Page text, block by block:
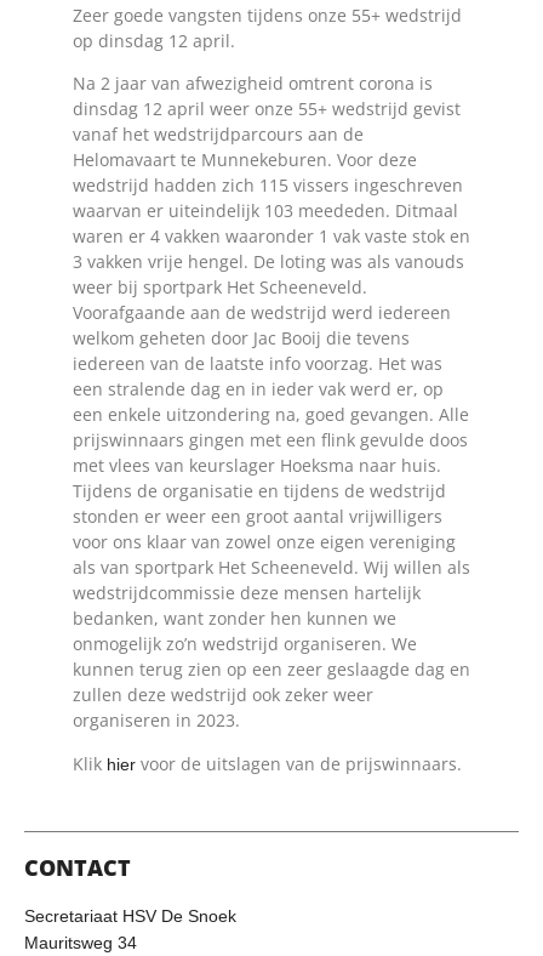
Zeer goede vangsten tijdens onze 55+ wedstrijd
op dinsdag 12 april.
Na 2 jaar van afwezigheid omtrent corona is
dinsdag 12 april weer onze 55+ wedstrijd gevist
vanaf het wedstrijdparcours aan de
Helomavaart te Munnekeburen. Voor deze
wedstrijd hadden zich 115 vissers ingeschreven
waarvan er uiteindelijk 103 meededen. Ditmaal
waren er 4 vakken waaronder 1 vak vaste stok en
3 vakken vrije hengel. De loting was als vanouds
weer bij sportpark Het Scheeneveld.
Voorafgaande aan de wedstrijd werd iedereen
welkom geheten door Jac Booij die tevens
iedereen van de laatste info voorzag. Het was
een stralende dag en in ieder vak werd er, op
een enkele uitzondering na, goed gevangen. Alle
prijswinnaars gingen met een flink gevulde doos
met vlees van keurslager Hoeksma naar huis.
Tijdens de organisatie en tijdens de wedstrijd
stonden er weer een groot aantal vrijwilligers
voor ons klaar van zowel onze eigen vereniging
als van sportpark Het Scheeneveld. Wij willen als
wedstrijdcommissie deze mensen hartelijk
bedanken, want zonder hen kunnen we
onmogelijk zo’n wedstrijd organiseren. We
kunnen terug zien op een zeer geslaagde dag en
zullen deze wedstrijd ook zeker weer
organiseren in 2023.
Klik hier voor de uitslagen van de prijswinnaars.
CONTACT
Secretariaat HSV De Snoek
Mauritsweg 34